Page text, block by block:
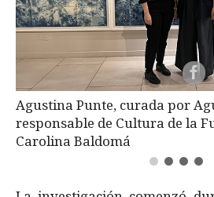
Agustina Punte, curada por
responsable de Cultura de la
Carolina Baldomá